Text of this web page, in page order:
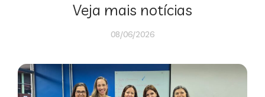
Veja mais notícias
08/06/2026